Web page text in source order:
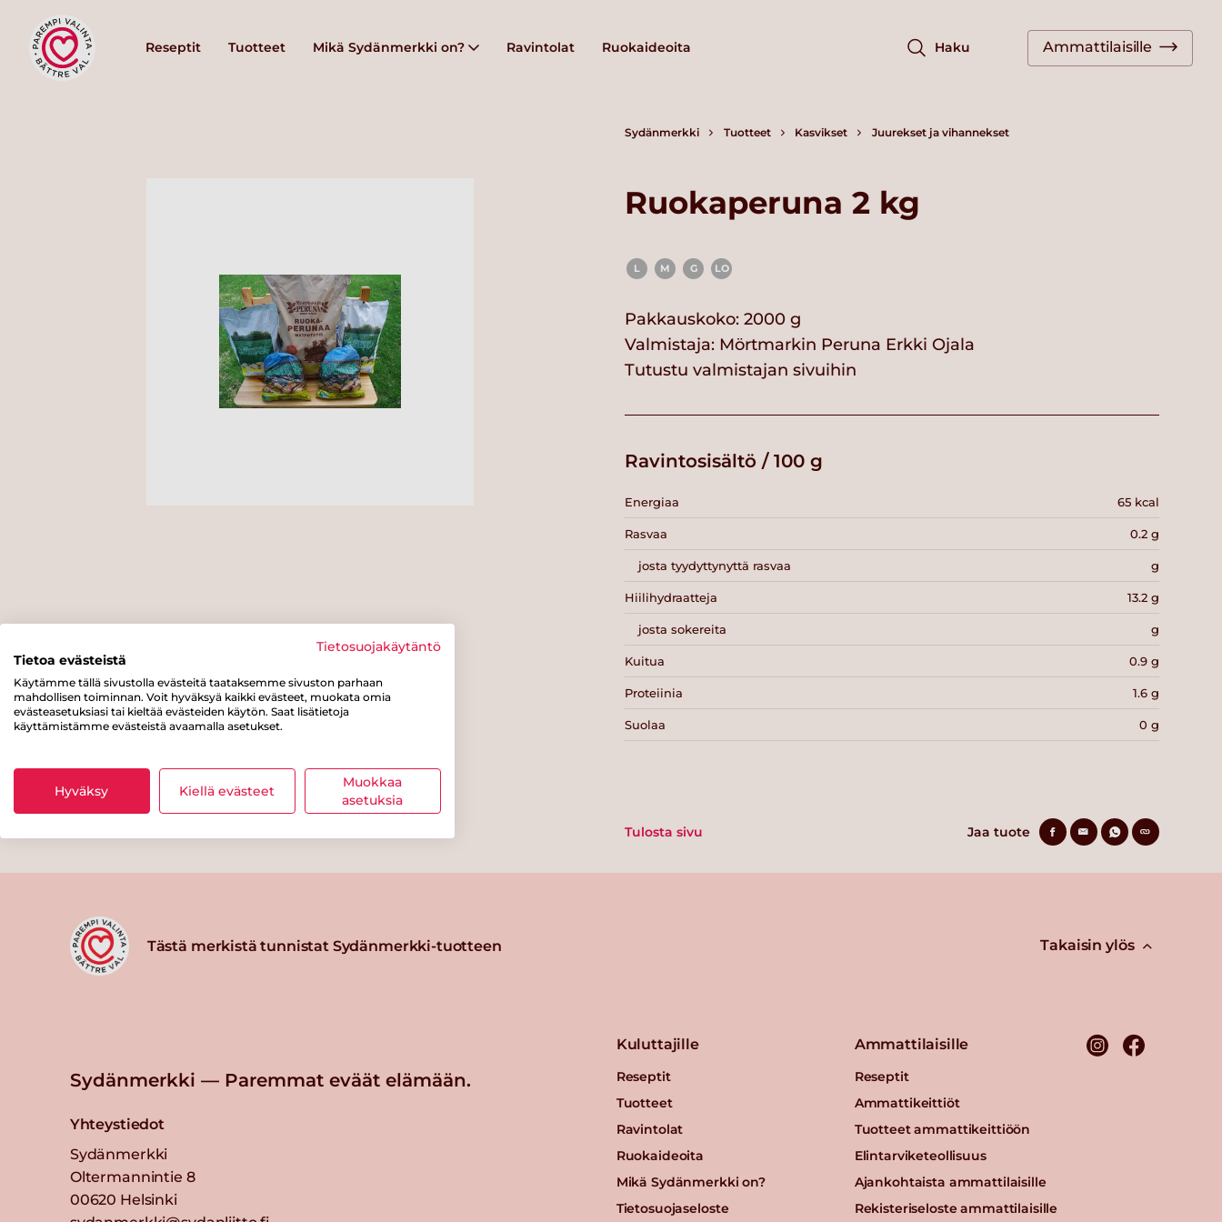
Reseptit Tuotteet Mikä Sydänmerkki on? Ravintolat Ruokaideoita Haku Ammattilaisille
Sydänmerkki Tuotteet Kasvikset Juurekset ja vihannekset
Ruokaperuna 2 kg
L M G LO
Pakkauskoko: 2000 g
Valmistaja: Mörtmarkin Peruna Erkki Ojala
Tutustu valmistajan sivuihin
Ravintosisältö / 100 g
Energiaa 65 kcal
Rasvaa 0.2 g
josta tyydyttynyttä rasvaa g
Hiilihydraatteja 13.2 g
josta sokereita g
Kuitua 0.9 g
Proteiinia 1.6 g
Suolaa 0 g
Tulosta sivu Jaa tuote
Tästä merkistä tunnistat Sydänmerkki-tuotteen Takaisin ylös
Sydänmerkki — Paremmat eväät elämään.
Yhteystiedot
Sydänmerkki
Oltermannintie 8
00620 Helsinki
Kuluttajille
Reseptit
Tuotteet
Ravintolat
Ruokaideoita
Mikä Sydänmerkki on?
Tietosuojaseloste
Ammattilaisille
Reseptit
Ammattikeittiöt
Tuotteet ammattikeittiöön
Elintarviketeollisuus
Ajankohtaista ammattilaisille
Rekisteriseloste ammattilaisille
Tietosuojakäytäntö
Tietoa evästeistä
Käytämme tällä sivustolla evästeitä taataksemme sivuston parhaan
mahdollisen toiminnan. Voit hyväksyä kaikki evästeet, muokata omia
evästeasetuksiasi tai kieltää evästeiden käytön. Saat lisätietoja
käyttämistämme evästeistä avaamalla asetukset.
Hyväksy Kiellä evästeet
Muokkaa
asetuksia